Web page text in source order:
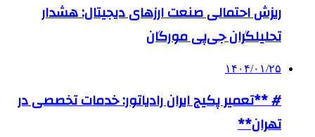
ریزش احتمالی صنعت ارزهای دیجیتال: هشدار
تحلیلگران جی‌پی مورگان
۱۴۰۴/۰۱/۲۵
# **تعمیر پکیج ایران رادیاتور: خدمات تخصصی در
تهران**